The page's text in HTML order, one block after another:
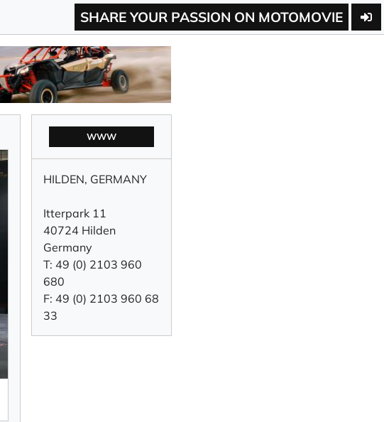
SHARE YOUR PASSION ON MOTOMOVIE
WWW
HILDEN, GERMANY
Itterpark 11
40724 Hilden
Germany
T: 49 (0) 2103 960
680
F: 49 (0) 2103 960 68
33